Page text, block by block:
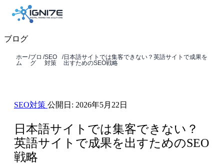
ブログ
ホー
ム
/ブロ
グ
/SEO
対策
/日本語サイトでは集客できない？英語サイトで成果を
出すためのSEO戦略
SEO対策 公開日: 2026年5月22日
日本語サイトでは集客できない？
英語サイトで成果を出すためのSEO
戦略